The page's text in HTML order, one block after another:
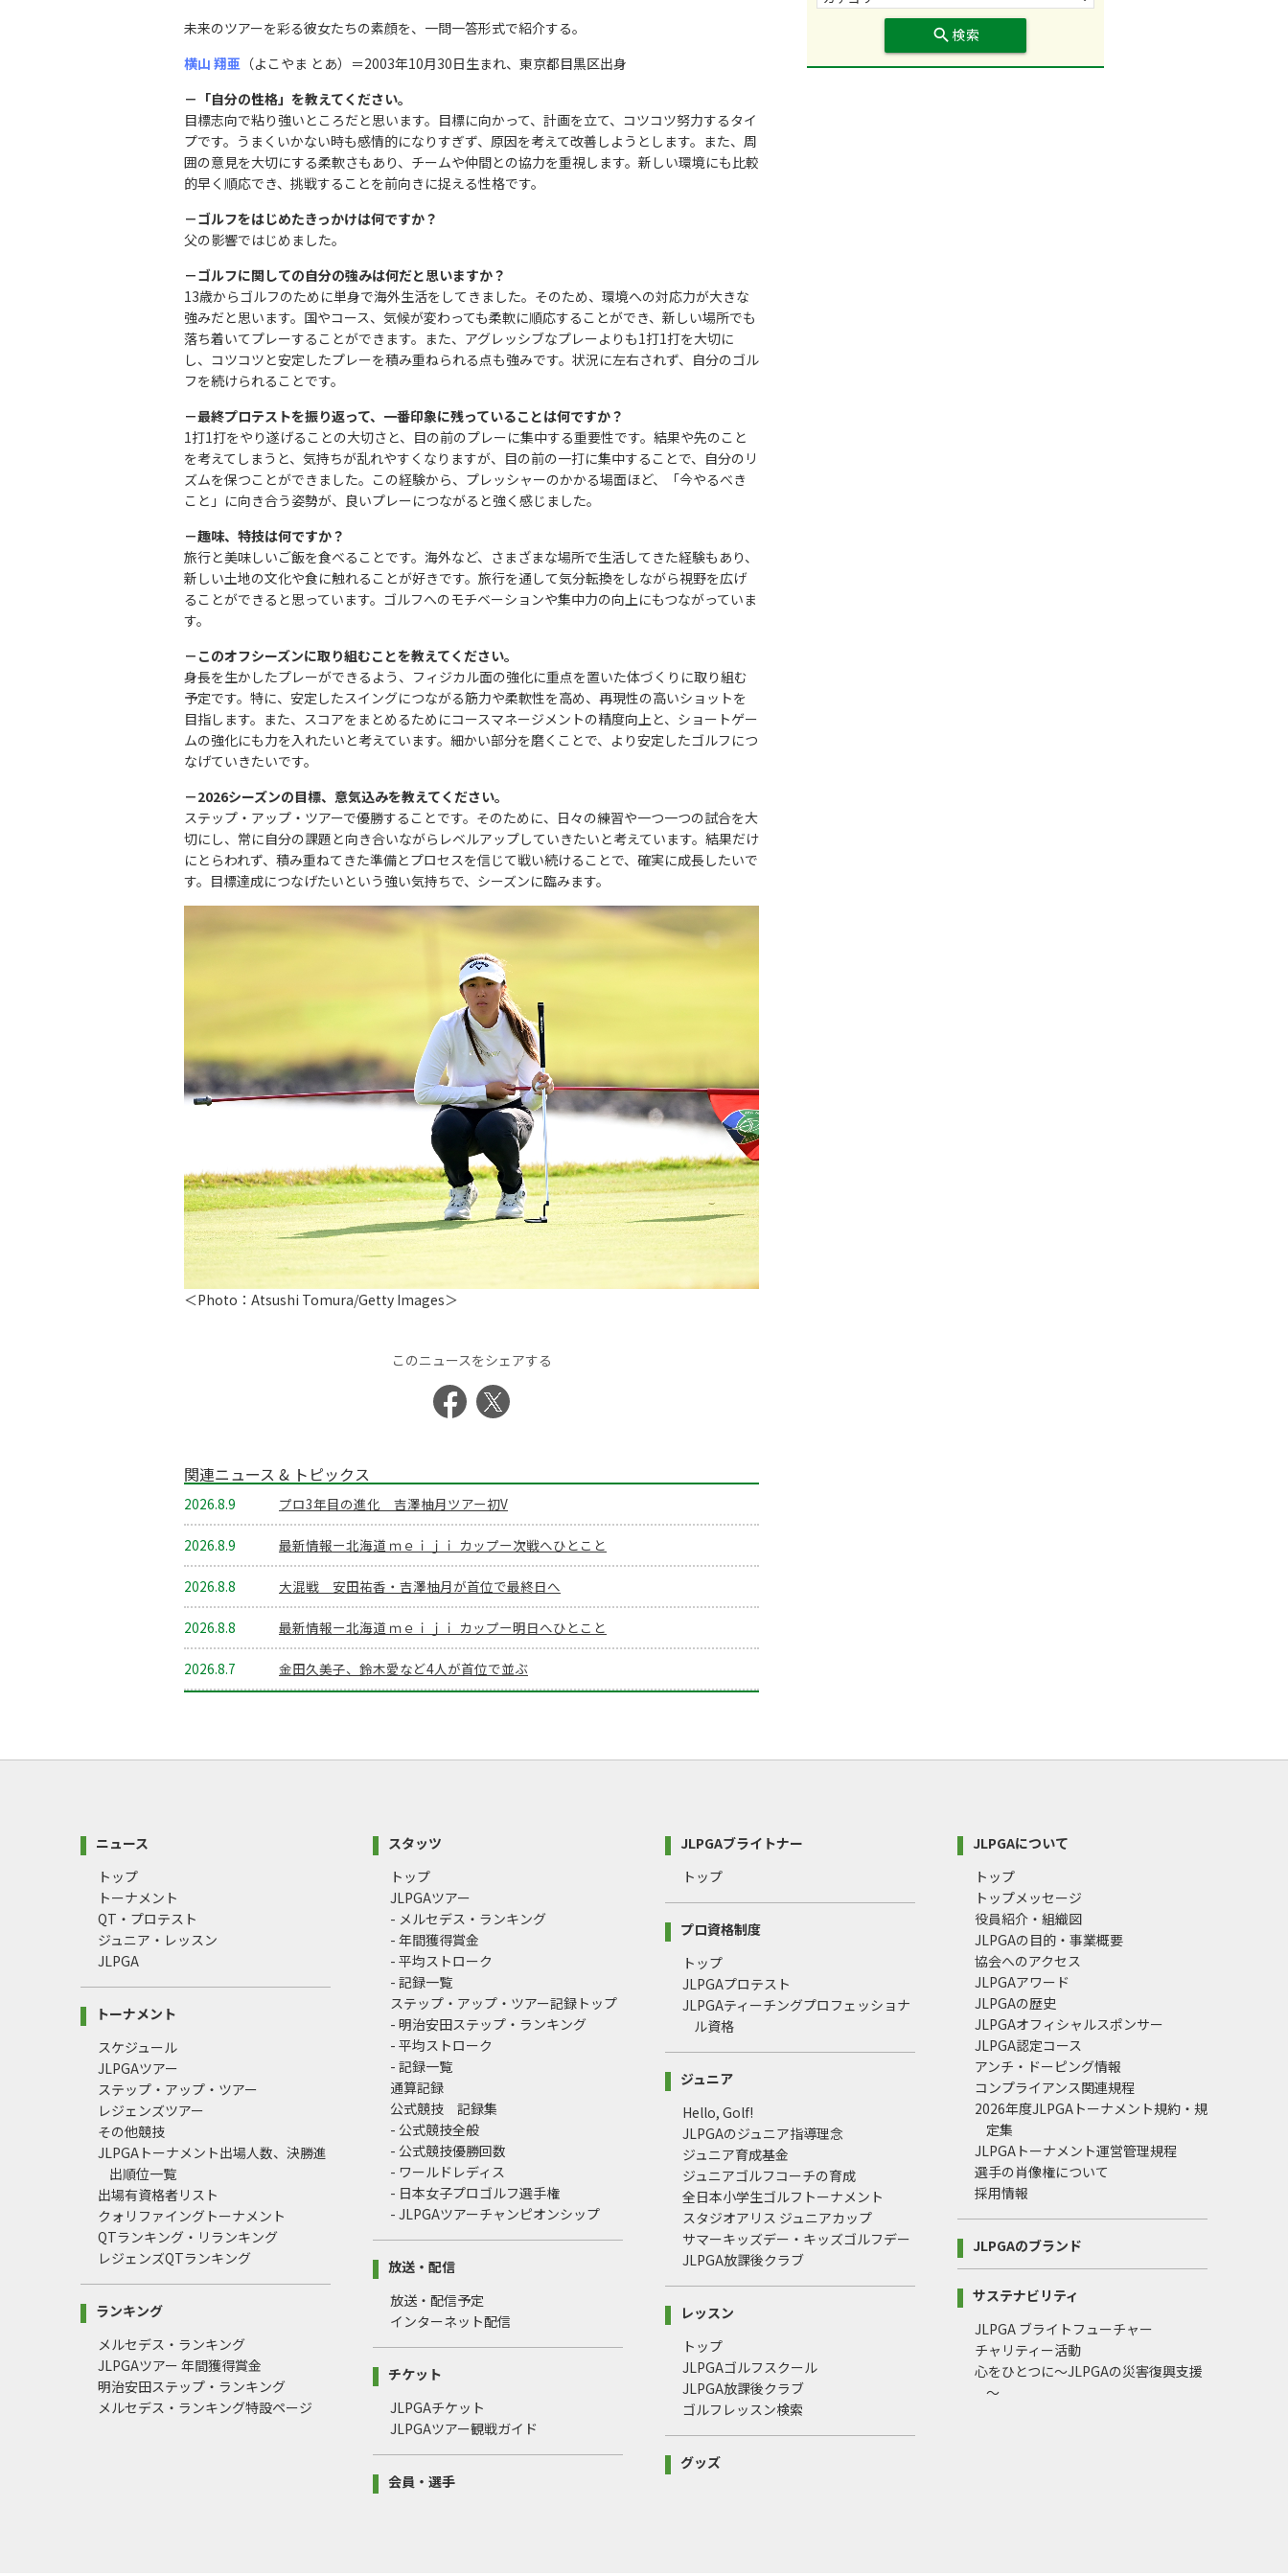
未来のツアーを彩る彼女たちの素顔を、一問一答形式で紹介する。
横山 翔亜 （よこやま とあ）＝2003年10月30日生まれ、東京都目黒区出身
－「自分の性格」を教えてください。
目標志向で粘り強いところだと思います。目標に向かって、計画を立て、コツコツ努力するタイ
プです。うまくいかない時も感情的になりすぎず、原因を考えて改善しようとします。また、周
囲の意見を大切にする柔軟さもあり、チームや仲間との協力を重視します。新しい環境にも比較
的早く順応でき、挑戦することを前向きに捉える性格です。
－ゴルフをはじめたきっかけは何ですか？
父の影響ではじめました。
－ゴルフに関しての自分の強みは何だと思いますか？
13歳からゴルフのために単身で海外生活をしてきました。そのため、環境への対応力が大きな
強みだと思います。国やコース、気候が変わっても柔軟に順応することができ、新しい場所でも
落ち着いてプレーすることができます。また、アグレッシブなプレーよりも1打1打を大切に
し、コツコツと安定したプレーを積み重ねられる点も強みです。状況に左右されず、自分のゴル
フを続けられることです。
－最終プロテストを振り返って、一番印象に残っていることは何ですか？
1打1打をやり遂げることの大切さと、目の前のプレーに集中する重要性です。結果や先のこと
を考えてしまうと、気持ちが乱れやすくなりますが、目の前の一打に集中することで、自分のリ
ズムを保つことができました。この経験から、プレッシャーのかかる場面ほど、「今やるべき
こと」に向き合う姿勢が、良いプレーにつながると強く感じました。
－趣味、特技は何ですか？
旅行と美味しいご飯を食べることです。海外など、さまざまな場所で生活してきた経験もあり、
新しい土地の文化や食に触れることが好きです。旅行を通して気分転換をしながら視野を広げ
ることができると思っています。ゴルフへのモチベーションや集中力の向上にもつながっていま
す。
－このオフシーズンに取り組むことを教えてください。
身長を生かしたプレーができるよう、フィジカル面の強化に重点を置いた体づくりに取り組む
予定です。特に、安定したスイングにつながる筋力や柔軟性を高め、再現性の高いショットを
目指します。また、スコアをまとめるためにコースマネージメントの精度向上と、ショートゲー
ムの強化にも力を入れたいと考えています。細かい部分を磨くことで、より安定したゴルフにつ
なげていきたいです。
－2026シーズンの目標、意気込みを教えてください。
ステップ・アップ・ツアーで優勝することです。そのために、日々の練習や一つ一つの試合を大
切にし、常に自分の課題と向き合いながらレベルアップしていきたいと考えています。結果だけ
にとらわれず、積み重ねてきた準備とプロセスを信じて戦い続けることで、 確実に成長したいで
す。目標達成につなげたいという強い気持ちで、シーズンに臨みます。
＜Photo：Atsushi Tomura/Getty Images＞
このニュースをシェアする
関連ニュース & トピックス
2026.8.9 プロ3年目の進化 吉澤柚月ツアー初V
2026.8.9 最新情報ー北海道 ｍｅｉｊｉ カップー次戦へひとこと
2026.8.8 大混戦 安田祐香・吉澤柚月が首位で最終日へ
2026.8.8 最新情報ー北海道 ｍｅｉｊｉ カップー明日へひとこと
2026.8.7 金田久美子、鈴木愛など4人が首位で並ぶ
search 検索
ニュース
トップ
トーナメント
QT・プロテスト
ジュニア・レッスン
JLPGA
トーナメント
スケジュール
JLPGAツアー
ステップ・アップ・ツアー
レジェンズツアー
その他競技
JLPGAトーナメント出場人数、決勝進
出順位一覧
出場有資格者リスト
クォリファイングトーナメント
QTランキング・リランキング
レジェンズQTランキング
ランキング
メルセデス・ランキング
JLPGAツアー 年間獲得賞金
明治安田ステップ・ランキング
メルセデス・ランキング特設ページ
スタッツ
トップ
JLPGAツアー
- メルセデス・ランキング
- 年間獲得賞金
- 平均ストローク
- 記録一覧
ステップ・アップ・ツアー記録トップ
- 明治安田ステップ・ランキング
- 平均ストローク
- 記録一覧
通算記録
公式競技 記録集
- 公式競技全般
- 公式競技優勝回数
- ワールドレディス
- 日本女子プロゴルフ選手権
- JLPGAツアーチャンピオンシップ
放送・配信
放送・配信予定
インターネット配信
チケット
JLPGAチケット
JLPGAツアー観戦ガイド
会員・選手
JLPGAブライトナー
トップ
プロ資格制度
トップ
JLPGAプロテスト
JLPGAティーチングプロフェッショナ
ル資格
ジュニア
Hello, Golf!
JLPGAのジュニア指導理念
ジュニア育成基金
ジュニアゴルフコーチの育成
全日本小学生ゴルフトーナメント
スタジオアリス ジュニアカップ
サマーキッズデー・キッズゴルフデー
JLPGA放課後クラブ
レッスン
トップ
JLPGAゴルフスクール
JLPGA放課後クラブ
ゴルフレッスン検索
グッズ
JLPGAについて
トップ
トップメッセージ
役員紹介・組織図
JLPGAの目的・事業概要
協会へのアクセス
JLPGAアワード
JLPGAの歴史
JLPGAオフィシャルスポンサー
JLPGA認定コース
アンチ・ドーピング情報
コンプライアンス関連規程
2026年度JLPGAトーナメント規約・規
定集
JLPGAトーナメント運営管理規程
選手の肖像権について
採用情報
JLPGAのブランド
サステナビリティ
JLPGA ブライトフューチャー
チャリティー活動
心をひとつに～JLPGAの災害復興支援
～